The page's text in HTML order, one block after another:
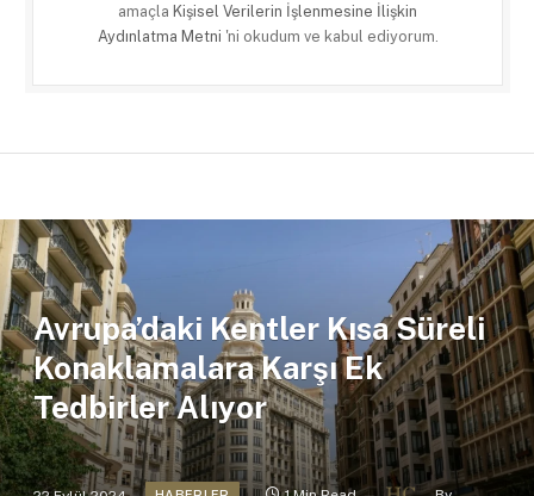
amaçla Kişisel Verilerin İşlenmesine İlişkin
Aydınlatma Metni 'ni okudum ve kabul ediyorum.
Avrupa’daki Kentler Kısa Süreli
Konaklamalara Karşı Ek
Tedbirler Alıyor